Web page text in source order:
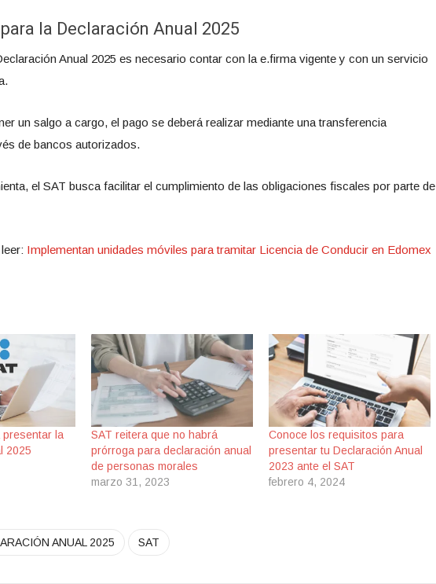
la Declaración Anual 2025
Anual 2025 es necesario contar con la e.firma vigente y con un servicio
un salgo a cargo, el pago se deberá realizar mediante una transferencia
de bancos autorizados.
el SAT busca facilitar el cumplimiento de las obligaciones fiscales por parte de
Implementan unidades móviles para tramitar Licencia de Conducir en Edomex
presentar la
2025
SAT reitera que no habrá
prórroga para declaración anual
de personas morales
marzo 31, 2023
Conoce los requisitos para
presentar tu Declaración Anual
2023 ante el SAT
febrero 4, 2024
ANUAL 2025 SAT